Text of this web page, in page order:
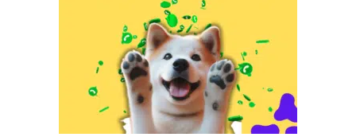
הוספה לסל